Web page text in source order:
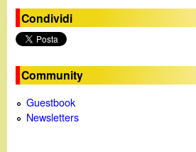
e
Condividi
Community
Guestbook
Newsletters